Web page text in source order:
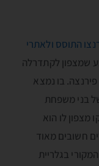
התוסס ולאתרי
שמצפון לקתדרלה
בו נמצא
בני משפחת
מצפון לו הוא
חשובים מאוד
בגלריית